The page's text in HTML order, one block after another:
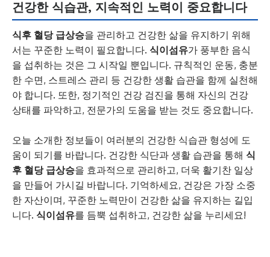
건강한 식습관, 지속적인 노력이 중요합니다
식후 혈당 급상승을 관리하고 건강한 삶을 유지하기 위해
서는 꾸준한 노력이 필요합니다. 식이섬유가 풍부한 음식
을 섭취하는 것은 그 시작일 뿐입니다. 규칙적인 운동, 충분
한 수면, 스트레스 관리 등 건강한 생활 습관을 함께 실천해
야 합니다. 또한, 정기적인 건강 검진을 통해 자신의 건강
상태를 파악하고, 전문가의 도움을 받는 것도 중요합니다.
오늘 소개한 정보들이 여러분의 건강한 식습관 형성에 도
움이 되기를 바랍니다. 건강한 식단과 생활 습관을 통해 식
후 혈당 급상승을 효과적으로 관리하고, 더욱 활기찬 일상
을 만들어 가시길 바랍니다. 기억하세요, 건강은 가장 소중
한 자산이며, 꾸준한 노력만이 건강한 삶을 유지하는 길입
니다. 식이섬유를 듬뿍 섭취하고, 건강한 삶을 누리세요!